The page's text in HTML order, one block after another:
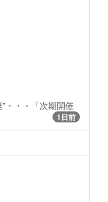
・・・「次期開催
1日前